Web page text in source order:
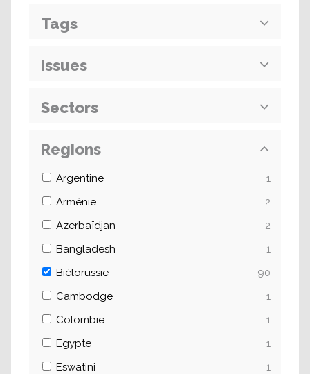
Tags
Issues
Sectors
Regions
Argentine
1
Arménie
2
Azerbaïdjan
2
Bangladesh
1
Biélorussie
90
Cambodge
1
Colombie
1
Egypte
1
Eswatini
1